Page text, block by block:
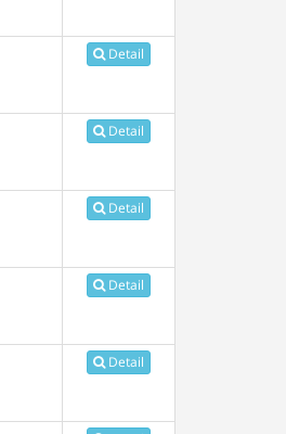
Detail
Detail
Detail
Detail
Detail